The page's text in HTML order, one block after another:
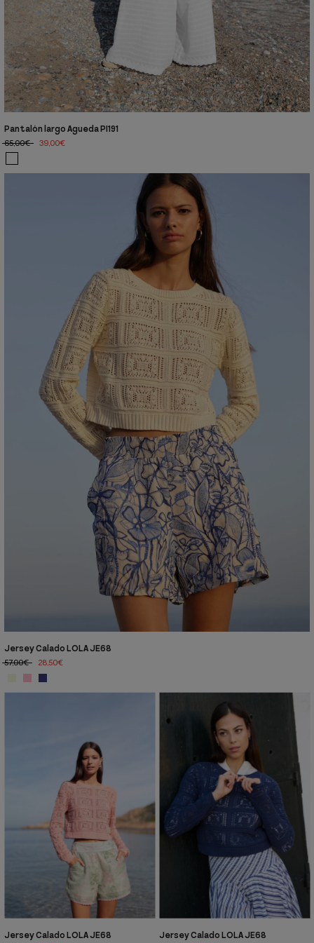
Pantalón largo Agueda PI191
65,00€
39,00€
Jersey Calado LOLA JE68
57,00€
28,50€
Jersey Calado LOLA JE68
Jersey Calado LOLA JE68